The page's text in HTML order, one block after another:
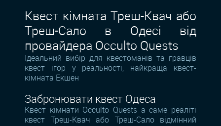
Квест кімната Треш-Квач або
Треш-Сало в Одесі від
провайдера Occulto Quests
Ідеальний вибір для квестоманів та гравців
квест ігор у реальності, найкраща квест-
кімната Екшен
Забронювати квест Одеса
Квест кімнати Occulto Quests а саме реаліті
квест Треш-Квач або Треш-Сало відмінний